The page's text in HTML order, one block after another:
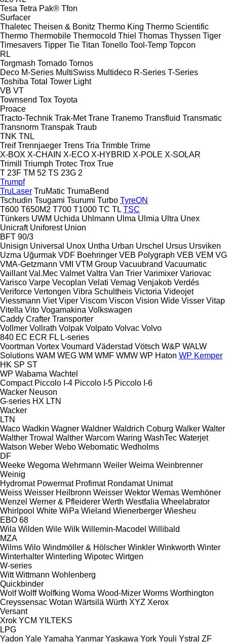
Tesa Tetra Pak® Tfon
Surfacer
Thaletec Theisen & Bonitz Thermo King Thermo Scientific
Thermo Thermobile Thermocold Thiel Thomas Thyssen Tiger
Timesavers Tipper Tie Titan Tonello Tool-Temp Topcon
RL
Torgmash Tornado Tornos
Deco M-Series MultiSwiss Multideco R-Series T-Series
Toshiba Total Tower Light
VB VT
Townsend Tox Toyota
Proace
Tracto-Technik Trak-Met Trane Tranemo Transfluid Transmatic
Transnorm Transpak Traub
TNK TNL
Treif Trennjaeger Trens Tria Trimble Trime
X-BOX X-CHAIN X-ECO X-HYBRID X-POLE X-SOLAR
Trimill
Triumph Trotec Trox True
T 23F TM 52 TS 23G 2
Trumpf
TruLaser TruMatic TrumaBend
Tschudin Tsugami Tsurumi Turbo TyreON
T600 T650M2 T700 T1000 TC TL TSC
Tünkers UWM Uchida Uhlmann Ulma Ulmia Ultra Unex
Unicraft Uniforest Union
BFT 90/3
Unisign Universal Unox Untha Urban Urschel Ursus Ursviken
Uzma Uğurmak VDF Boehringer VEB Polygraph VEB VEM VG
VMA-Getzmann VMI VTM Group Vacuubrand Vacuumatic
Vaillant Val.Mec Valmet Valtra Van Trier Varimixer Variovac
Varisco Varpe Vecoplan Velati Vemag Venjakob Verdés
Veriforce Vertongen Vibra Schultheis Victoria Videojet
Viessmann Viet Viper Viscom Viscon Vision Wide Visser Vitap
Vitella Vito Vogamakina Volkswagen
Caddy Crafter Transporter
Vollmer Vollrath Volpak Volpato Volvac Volvo
840 EC ECR FL L-series
Voortman Vortex Voumard Väderstad Vötsch W&P WALW
Solutions WAM WEG WM WMF WMW WP Haton WP Kemper
HK SP ST
WP Wabama Wachtel
Compact Piccolo I-4 Piccolo I-5 Piccolo I-6
Wacker Neuson
G-series HX LTN
Wacker
LTN
Waco Wadkin Wagner Waldner Waldrich Coburg Walker Walter
Walther Trowal Walther Warcom Waring WashTec Waterjet
Watson Weber Webo Webomatic Wedholms
DF
Weeke Wegoma Wehrmann Weiler Weima Weinbrenner
Weinig
Hydromat Powermat Profimat Rondamat Unimat
Weiss Weisser Heilbronn Weisser Wektor Wemas Wemhöner
Wenzel Werner & Pfleiderer Werth Westfalia Wheelabrator
Whirlpool White WiPa Wieland Wienerberger Wiesheu
EBO 68
Wila Wilden Wile Wilk Willemin-Macodel Willibald
MZA
Wilms Wilo Windmöller & Hölscher Winkler Winkworth Winter
Winterhalter Winterling Wipotec Wirtgen
W-series
Witt Wittmann Wohlenberg
Quickbinder
Wolf Wolff Wolfking Woma Wood-Mizer Worms Worthington
Creyssensac Wotan Wärtsilä Würth XYZ Xerox
Versant
Xrok YCM YILTEKS
LPG
Yadon Yale Yamaha Yanmar Yaskawa York Youli Ystral ZF